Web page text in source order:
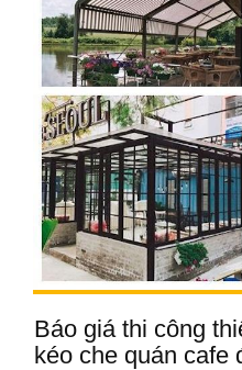
Báo giá thi công
kéo che quán cafe